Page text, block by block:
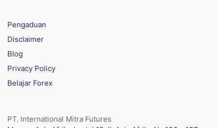
Pengaduan
Disclaimer
Blog
Privacy Policy
Belajar Forex
PT. International Mitra Futures